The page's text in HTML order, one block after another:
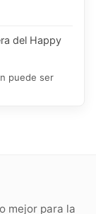
del Happy
puede ser
mejor para la